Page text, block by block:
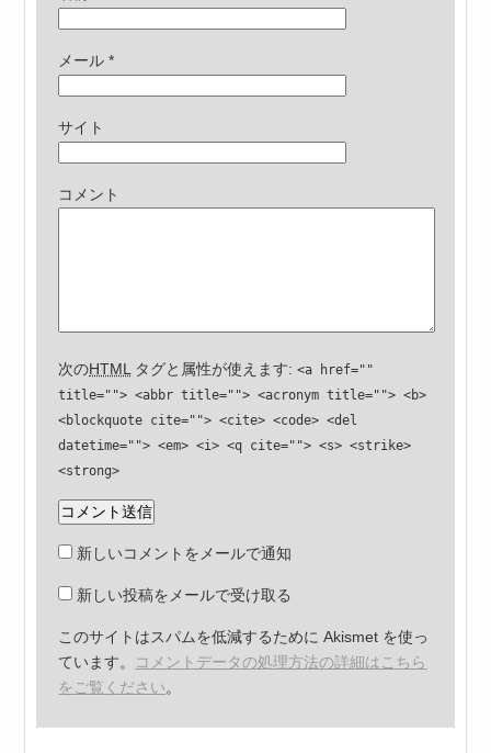
メール*
サイト
コメント
次のHTML タグと属性が使えます:<a href=""
title=""> <abbr title=""> <acronym title=""> <b>
<blockquote cite=""> <cite> <code> <del
datetime=""> <em> <i> <q cite=""> <s> <strike>
<strong>
新しいコメントをメールで通知
新しい投稿をメールで受け取る
このサイトはスパムを低減するために Akismet を使っ
ています。 コメントデータの処理方法の詳細はこちら
をご覧ください。